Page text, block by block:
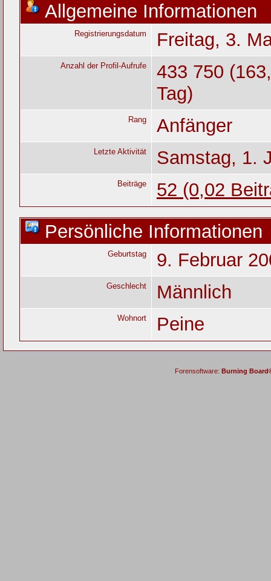
Allgemeine Informationen
Registrierungsdatum Freitag, 3.
Anzahl der Profil-Aufrufe
433 750
Tag)
Rang Anfänger
Letzte Aktivität Samstag, 1.
Beiträge
52 (0,02
Persönliche Informationen
Geburtstag 9. Februar
Geschlecht Männlich
Wohnort Peine
Forensoftware: Burning